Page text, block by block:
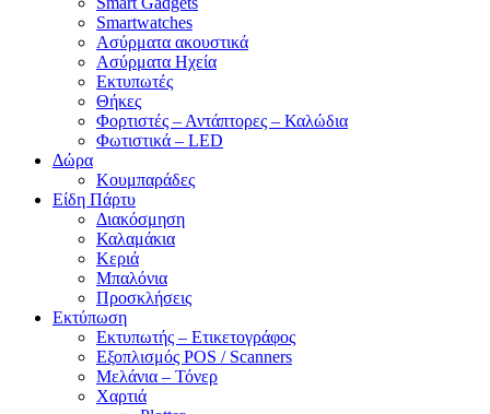
Smartwatches
Ασύρματα ακουστικά
Ασύρματα Ηχεία
Εκτυπωτές
Θήκες
Φορτιστές – Αντάπτορες – Καλώδια
Φωτιστικά – LED
Δώρα
Κουμπαράδες
Είδη Πάρτυ
Διακόσμηση
Καλαμάκια
Κεριά
Μπαλόνια
Προσκλήσεις
Εκτύπωση
Εκτυπωτής – Ετικετογράφος
Εξοπλισμός POS / Scanners
Μελάνια – Τόνερ
Χαρτιά